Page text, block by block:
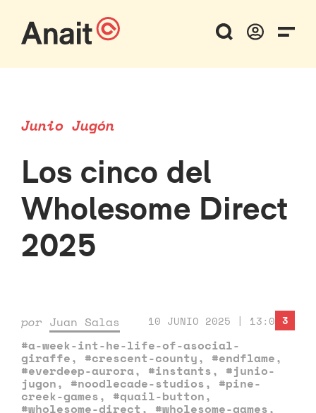
Junio Jugón
Los cinco del
Wholesome Direct
2025
por Juan Salas 10 JUNIO 2025 | 13:00
#a-week-int-he-life-of-asocial-
giraffe, #crescent-county, #endflame,
#everdeep-aurora, #instants, #junio-
jugon, #noodlecade-studios, #pine-
creek-games, #quail-button,
#wholesome-direct, #wholesome-games,
3